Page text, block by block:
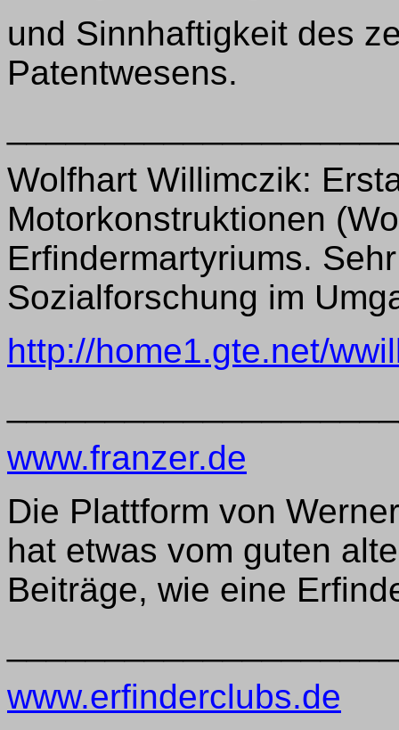
und Sinnhaftigkeit des
Patentwesens.
Wolfhart Willimczik:
Motorkonstruktionen
Erfindermartyriums.
Sozialforschung im
http://home1.gte.net/
www.franzer.de
Die Plattform von
hat etwas vom guten
Beiträge, wie eine
www.erfinderclubs.de